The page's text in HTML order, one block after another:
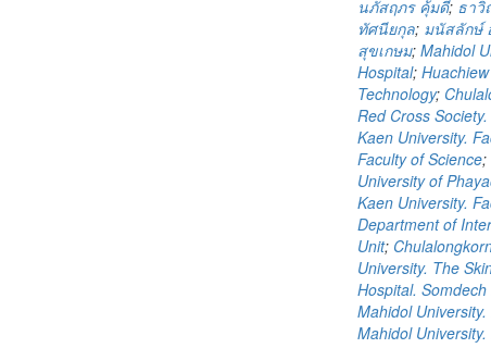
นภัสฤภร คุ้มดี; ธาวิ
ทัศนียกุล; มนัสลักษ์
สุขเกษม; Mahidol
Hospital;
Technology;
Red Cross
Kaen University.
Faculty of Science;
University of
Kaen University.
Department of
Unit;
University. The
Hospital.
Mahidol
Mahidol